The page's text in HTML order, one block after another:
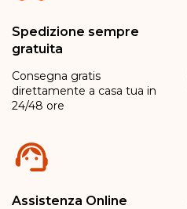
Spedizione sempre
gratuita
Consegna gratis
direttamente a casa tua in
24/48 ore
Assistenza Online